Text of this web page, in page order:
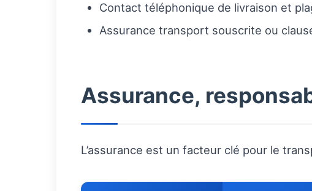
Contact téléphonique de livraison et
Assurance transport souscrite ou
Assurance,
L’assurance est un facteur clé pour le